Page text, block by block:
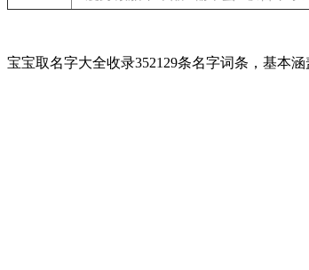
宝宝取名字大全收录352129条名字词条，基本